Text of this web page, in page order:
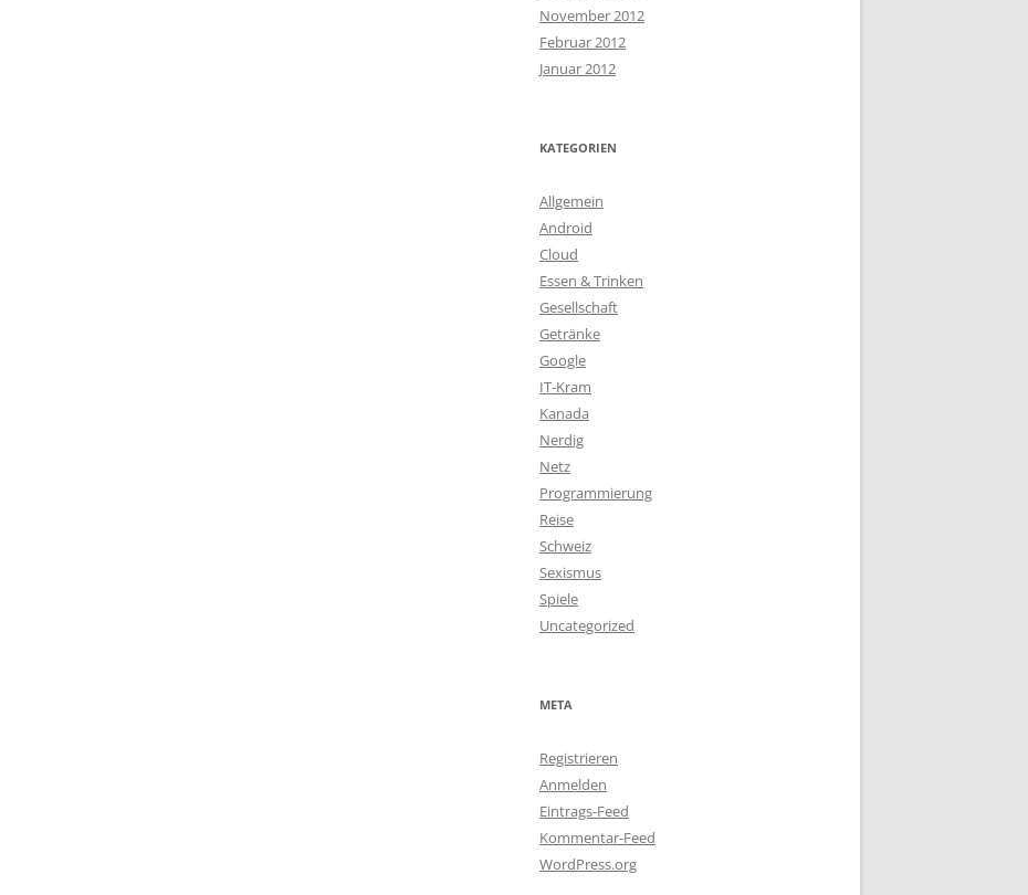
November 2012
Februar 2012
Januar 2012
KATEGORIEN
Allgemein
Android
Cloud
Essen & Trinken
Gesellschaft
Getränke
Google
IT-Kram
Kanada
Nerdig
Netz
Programmierung
Reise
Schweiz
Sexismus
Spiele
Uncategorized
META
Registrieren
Anmelden
Eintrags-Feed
Kommentar-Feed
WordPress.org